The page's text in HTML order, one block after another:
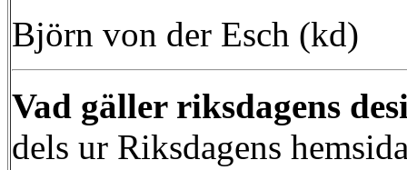
Björn von der Esch (kd)
Vad gäller riksdagens
dels ur Riksdagens